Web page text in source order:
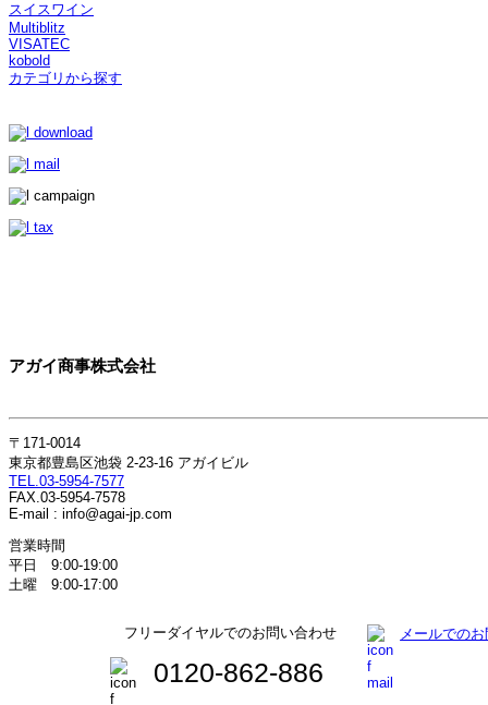
スイスワイン
Multiblitz
VISATEC
kobold
カテゴリから探す
アガイ商事株式会社
〒171-0014
東京都豊島区池袋 2-23-16 アガイビル
TEL.03-5954-7577
FAX.03-5954-7578
E-mail : info@agai-jp.com
営業時間
平日 9:00-19:00
土曜 9:00-17:00
フリーダイヤルでのお問い合わせ
0120-862-886
メールでの